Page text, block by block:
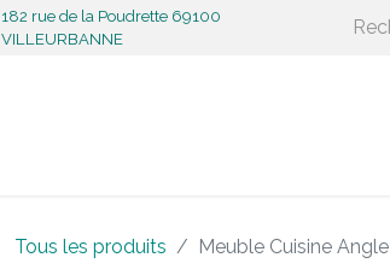
182 rue de la Poudrette 69100
VILLEURBANNE
Tous les produits Meuble Cuisine